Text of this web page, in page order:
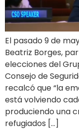
El pasado 9 de
Beatriz Borges,
elecciones del
Consejo de
recalcó que “la
está volviendo
produciendo una
refugiados […]